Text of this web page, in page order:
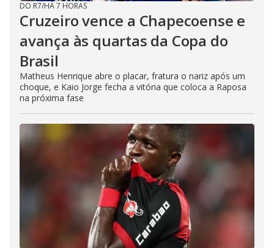
DO R7/HÁ 7 HORAS
Cruzeiro vence a Chapecoense e
avança às quartas da Copa do
Brasil
Matheus Henrique abre o placar, fratura o nariz após um
choque, e Kaio Jorge fecha a vitória que coloca a Raposa
na próxima fase